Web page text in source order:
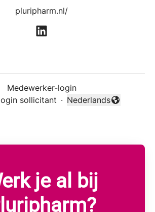
pluripharm.nl/
Medewerker-login
sollicitant ·
Taal wijzigen
Nederlands
je al bij